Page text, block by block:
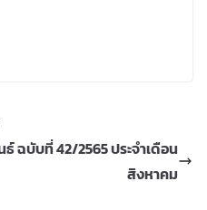
ฉบับที่ 42/2565 ประจำเดือน
สิงหาคม